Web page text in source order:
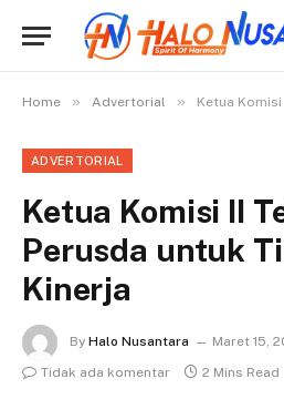
Home » Advertorial » Ketua Komisi II
ADVERTORIAL
Ketua Komisi II
Perusda untuk
Kinerja
By Halo Nusantara
Maret 15,
Tidak ada komentar
2 Mins Read